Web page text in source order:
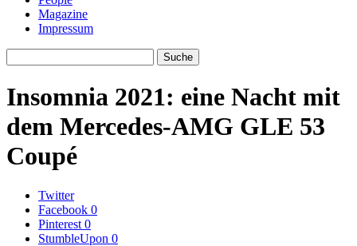
Magazine
Impressum
Insomnia 2021: eine Nacht mit
dem Mercedes-AMG GLE 53
Coupé
Twitter
Facebook 0
Pinterest 0
StumbleUpon 0